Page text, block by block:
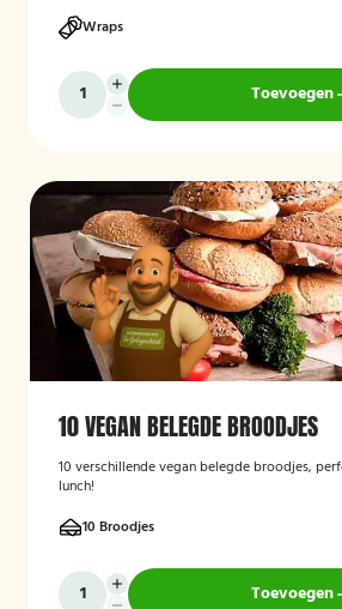
Wraps
Toevoegen
10 VEGAN BELEGDE BROODJES
10 verschillende vegan belegde broodjes,
lunch!
10 Broodjes
Toevoegen